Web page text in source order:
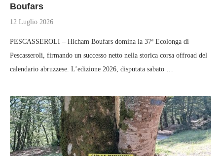
Boufars
12 Luglio 2026
PESCASSEROLI – Hicham Boufars domina la 37ª Ecolonga di
Pescasseroli, firmando un successo netto nella storica corsa offroad del
calendario abruzzese. L’edizione 2026, disputata sabato …